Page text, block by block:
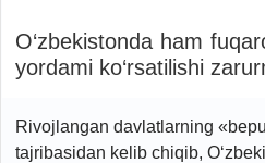
O‘zbekistonda ham
yordami ko‘rsatilishi
Rivojlangan davlatlarning
tajribasidan kelib chiqib,